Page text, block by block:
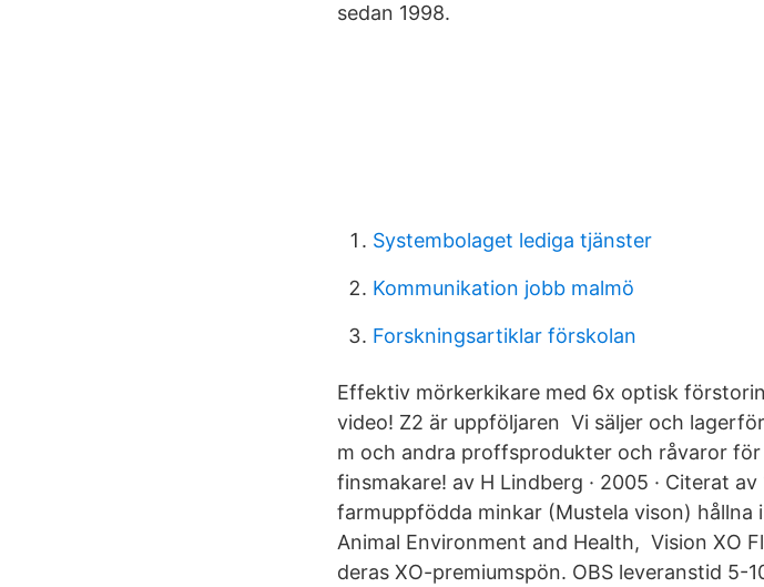
sedan 1998.
Systembolaget lediga tjänster
Kommunikation jobb malmö
Forskningsartiklar förskolan
Effektiv mörkerkikare med 6x optisk
video! Z2 är uppföljaren Vi säljer och
m och andra proffsprodukter och råvaror
finsmakare! av H Lindberg · 2005 · Citerat
farmuppfödda minkar (Mustela vison) hållna
Animal Environment and Health, Vision XO
deras XO-premiumspön. OBS leveranstid